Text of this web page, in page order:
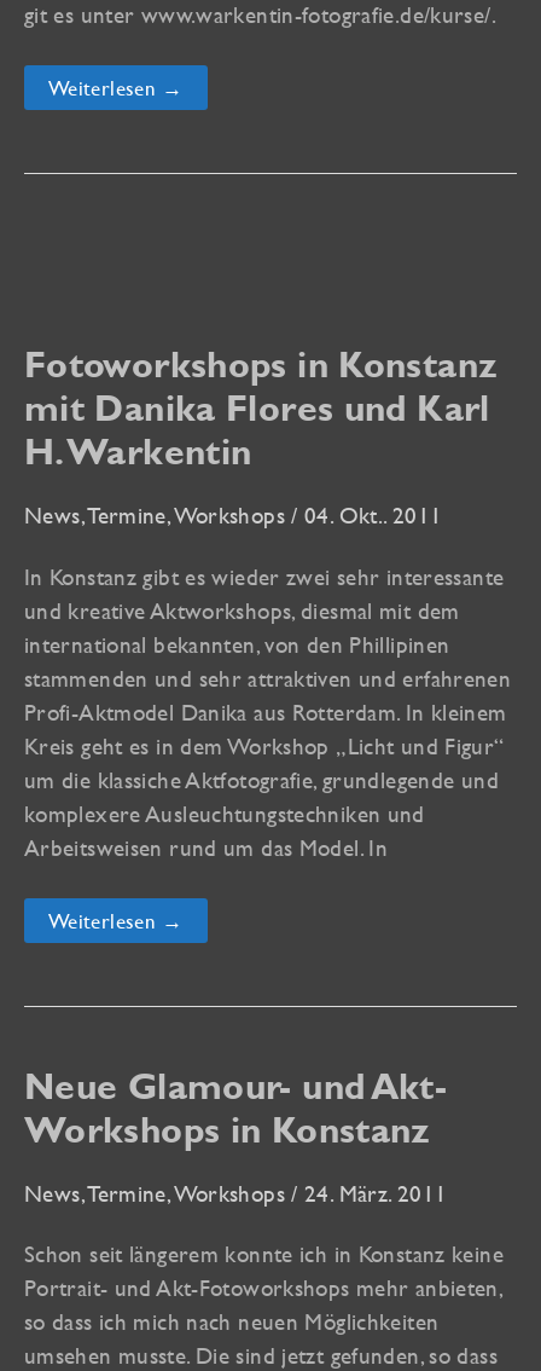
git es unter www.warkentin-fotografie.de/kurse/.
Das
Kursprogramm
Herbst
Weiterlesen →
Fotoworkshops in Konstanz
mit Danika Flores und Karl
H. Warkentin
News,Termine,Workshops /04. Okt.. 2011
In Konstanz gibt es wieder zwei sehr interessante
und kreative Aktworkshops, diesmal mit dem
international bekannten, von den Phillipinen
stammenden und sehr attraktiven und erfahrenen
Profi-Aktmodel Danika aus Rotterdam. In kleinem
Kreis geht es in dem Workshop „Licht und Figur“
um die klassiche Aktfotografie, grundlegende und
komplexere Ausleuchtungstechniken und
Arbeitsweisen rund um das Model. In
Fotoworkshops
in
Danika
H.
Warkentin
Weiterlesen →
Neue Glamour- und Akt-
Workshops in Konstanz
News,Termine,Workshops / 24. März. 2011
Schon seit längerem konnte ich in Konstanz keine
Portrait- und Akt-Fotoworkshops mehr anbieten,
so dass ich mich nach neuen Möglichkeiten
umsehen musste. Die sind jetzt gefunden, so dass